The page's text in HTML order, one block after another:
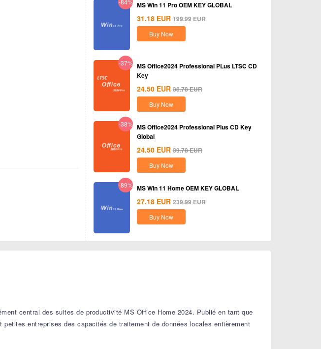
-84% MS Win 11 Pro OEM KEY GLOBAL
31.18 EUR 199.99EUR
Buy Now
-37% MS Office2024 Professional PLus LTSC CD
Key
24.50 EUR 38.78EUR
Buy Now
-38% MS Office2024 Professional Plus CD Key
Global
24.50 EUR 39.78EUR
Buy Now
-89% MS Win 11 Home OEM KEY GLOBAL
27.18 EUR 239.99EUR
Buy Now
central des suites de productivité MS Office Home 2024. Publié en tant que
entreprises des capacités de traitement de données locales entièrement